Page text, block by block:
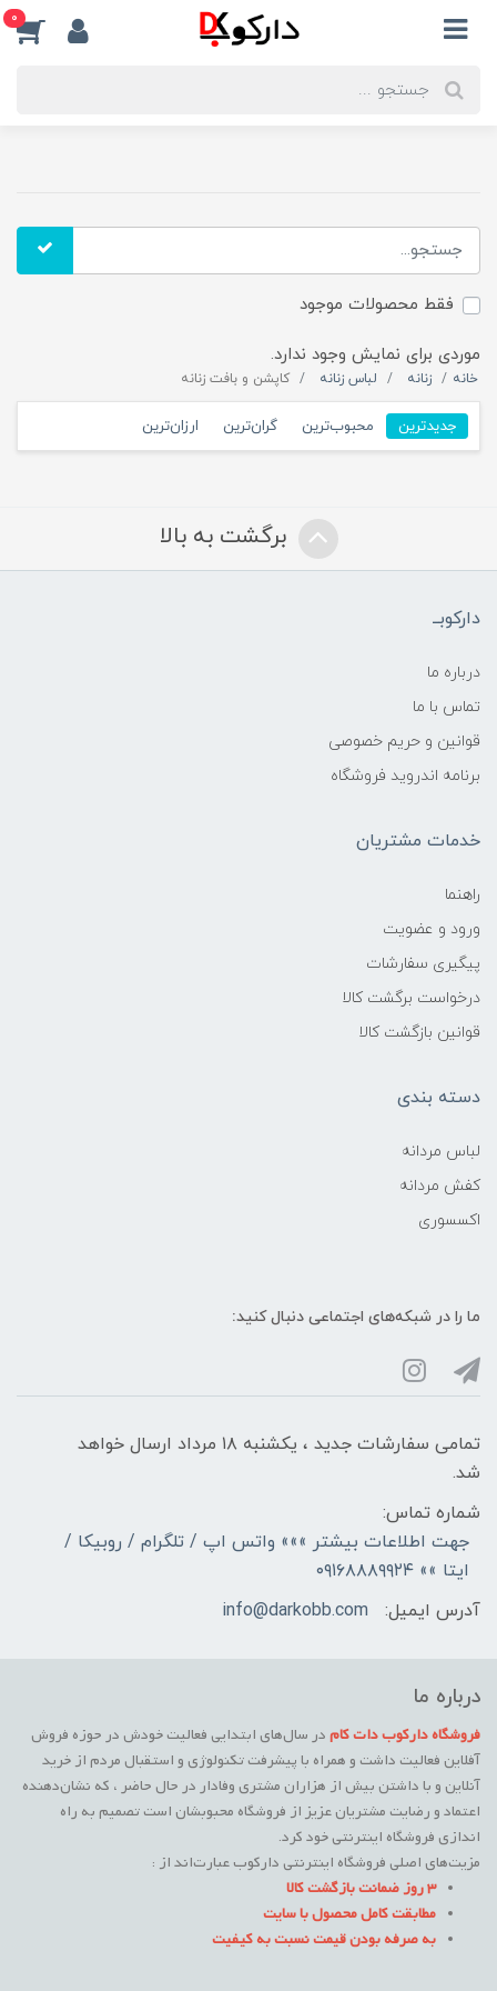
0
فقط محصولات موجود
موردی برای نمایش وجود ندارد.
خانه زنانه لباس زنانه کاپشن و بافت زنانه
جدیدترین محبوب‌ترین گران‌ترین ارزان‌ترین
برگشت به بالا
دارکوبــ
درباره ما
تماس با ما
قوانین و حریم خصوصی
برنامه اندروید فروشگاه
خدمات مشتریان
راهنما
ورود و عضویت
پیگیری سفارشات
درخواست برگشت کالا
قوانین بازگشت کالا
دسته بندی
لباس مردانه
کفش مردانه
اکسسوری
ما را در شبکه‌های اجتماعی دنبال کنید:
تمامی سفارشات جدید ، یکشنبه ۱۸ مرداد ارسال خواهد
شد.
شماره تماس:
جهت اطلاعات بیشتر »»» واتس اپ / تلگرام / روبیکا /
ایتا »» ۰۹۱۶۸۸۸۹۹۲۴
آدرس ایمیل:
info@darkobb.com
درباره ما
فروشگاه دارکوب دات کامدر سال‌های ابتدایی فعالیت خودش در حوزه فروش
آفلاین فعالیت داشت و همراه با پیشرفت تکنولوژی و استقبال مردم از خرید
آنلاین و با داشتن بیش از هزاران مشتری وفادار در حال حاضر ، که نشان‌دهنده
اعتماد و رضایت مشتریان عزیز از فروشگاه محبوبشان است تصمیم به راه
اندازی فروشگاه اینترنتی خود کرد.
مزیت‌های اصلی فروشگاه اینترنتی دارکوب عبارت‌اند از :
3 روز ضمانت بازگشت کالا
مطابقت کامل محصول با سایت
به صرفه بودن قیمت نسبت به کیفیت